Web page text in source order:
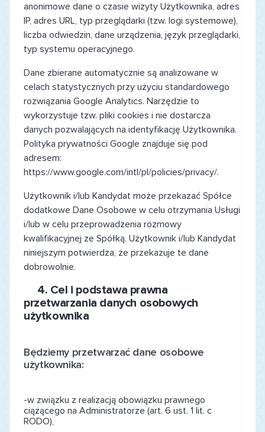
anonimowe dane o czasie wizyty Użytkownika, adres
IP, adres URL, typ przeglądarki (tzw. logi systemowe),
liczba odwiedzin, dane urządzenia, język przeglądarki,
typ systemu operacyjnego.
Dane zbierane automatycznie są analizowane w
celach statystycznych przy użyciu standardowego
rozwiązania Google Analytics. Narzędzie to
wykorzystuje tzw. pliki cookies i nie dostarcza
danych pozwalających na identyfikację Użytkownika.
Polityka prywatności Google znajduje się pod
adresem:
https://www.google.com/intl/pl/policies/privacy/.
Użytkownik i/lub Kandydat może przekazać Spółce
dodatkowe Dane Osobowe w celu otrzymania Usługi
i/lub w celu przeprowadzenia rozmowy
kwalifikacyjnej ze Spółką. Użytkownik i/lub Kandydat
niniejszym potwierdza, że przekazuje te dane
dobrowolnie.
4. Cel i podstawa prawna
przetwarzania danych osobowych
użytkownika
Będziemy przetwarzać dane osobowe
użytkownika:
-w związku z realizacją obowiązku prawnego
ciążącego na Administratorze (art. 6 ust. 1 lit. c
RODO),